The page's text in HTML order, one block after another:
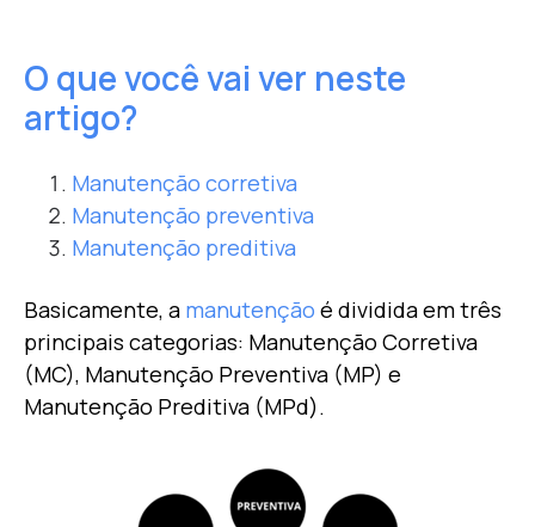
O que você vai ver neste
artigo?
Manutenção corretiva
Manutenção preventiva
Manutenção preditiva
Basicamente, a manutenção é dividida em três
principais categorias: Manutenção Corretiva
(MC), Manutenção Preventiva (MP) e
Manutenção Preditiva (MPd).